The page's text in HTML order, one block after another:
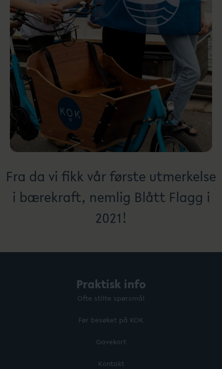
Fra da vi fikk vår første utmerkelse
i bærekraft, nemlig Blått Flagg i
2021!
Praktisk info
Ofte stilte spørsmål
Før besøket på KOK
Gavekort
Kontakt